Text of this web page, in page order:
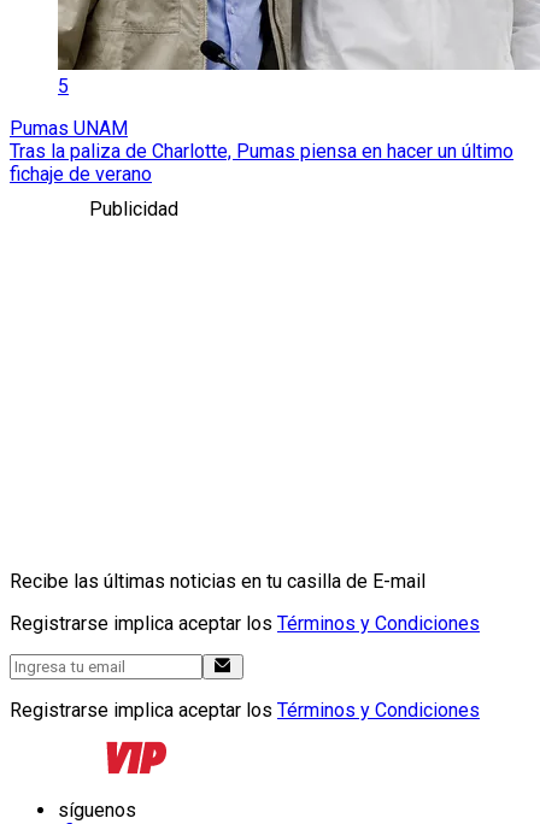
5
Pumas UNAM
Tras la paliza de Charlotte, Pumas piensa en hacer un último
fichaje de verano
Publicidad
Recibe las últimas noticias en tu casilla de E-mail
Registrarse implica aceptar los Términos y Condiciones
Registrarse implica aceptar los Términos y Condiciones
síguenos